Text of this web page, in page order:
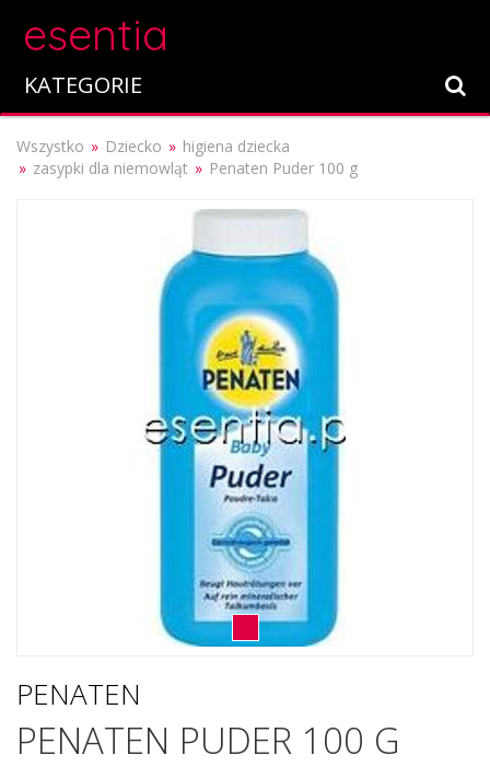
esentia
KATEGORIE
Wszystko Dziecko
higiena dziecka
zasypki dla niemowląt
Penaten Puder 100 g
PENATEN
PENATEN PUDER 100 G